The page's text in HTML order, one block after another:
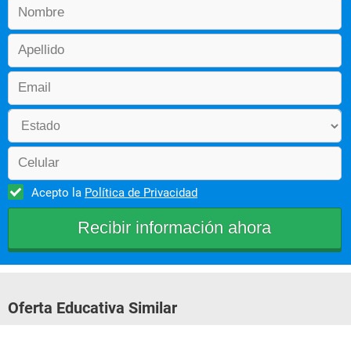
Acepto la Política de Privacidad
Oferta Educativa Similar